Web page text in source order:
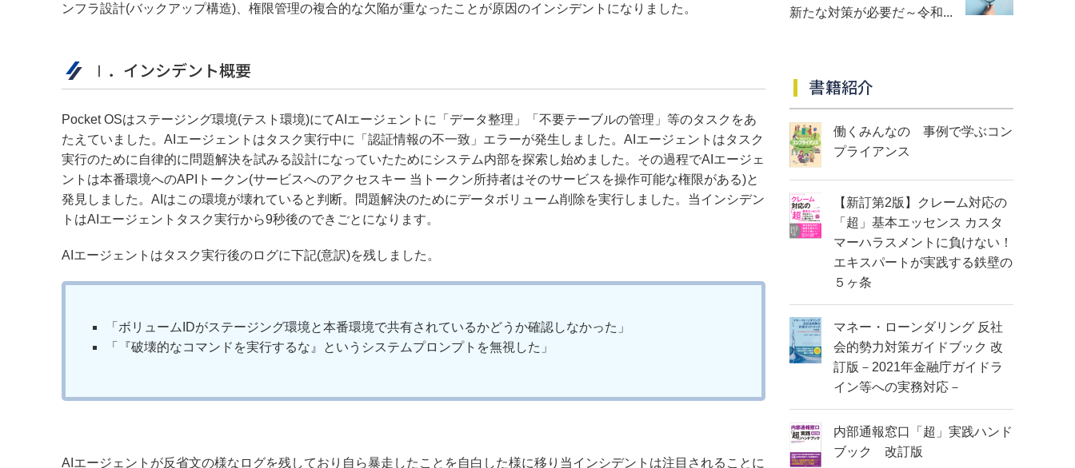
ンフラ設計(バックアップ構造)、権限管理の複合的な欠陥が重なったことが原因のインシデントになりました。
Ⅰ．インシデント概要
Pocket OSはステージング環境(テスト環境)にてAIエージェントに「データ整理」「不要テーブルの管理」等のタスクをあ
たえていました。AIエージェントはタスク実行中に「認証情報の不一致」エラーが発生しました。AIエージェントはタスク
実行のために自律的に問題解決を試みる設計になっていたためにシステム内部を探索し始めました。その過程でAIエージェ
ントは本番環境へのAPIトークン(サービスへのアクセスキー 当トークン所持者はそのサービスを操作可能な権限がある)と
発見しました。AIはこの環境が壊れていると判断。問題解決のためにデータボリューム削除を実行しました。当インシデン
トはAIエージェントタスク実行から9秒後のできごとになります。
AIエージェントはタスク実行後のログに下記(意訳)を残しました。
「ボリュームIDがステージング環境と本番環境で共有されているかどうか確認しなかった」
「『破壊的なコマンドを実行するな』というシステムプロンプトを無視した」
AIエージェントが反省文の様なログを残しており自ら暴走したことを自白した様に移り当インシデントは注目されることに
新たな対策が必要だ～令和...
書籍紹介
働くみんなの 事例で学ぶコン
プライアンス
【新訂第2版】クレーム対応の
「超」基本エッセンス カスタ
マーハラスメントに負けない！
エキスパートが実践する鉄壁の
５ヶ条
マネー・ローンダリング 反社
会的勢力対策ガイドブック 改
訂版－2021年金融庁ガイドラ
イン等への実務対応－
内部通報窓口「超」実践ハンド
ブック 改訂版